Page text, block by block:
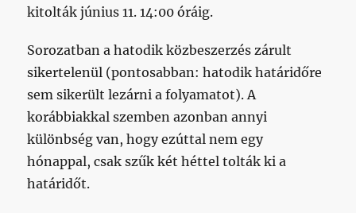
kitolták június 11. 14:00 óráig.
Sorozatban a hatodik közbeszerzés zárult
sikertelenül (pontosabban: hatodik határidőre
sem sikerült lezárni a folyamatot). A
korábbiakkal szemben azonban annyi
különbség van, hogy ezúttal nem egy
hónappal, csak szűk két héttel tolták ki a
határidőt.